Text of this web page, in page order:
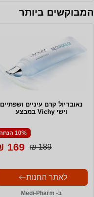
המבוקשים ביותר
נאובדיול קרם עיניים ושפתיים
וישי Vichy במבצע
10% הנחה
189 ₪
169 ₪
לאתר החנות
ב- Medi-Pharm